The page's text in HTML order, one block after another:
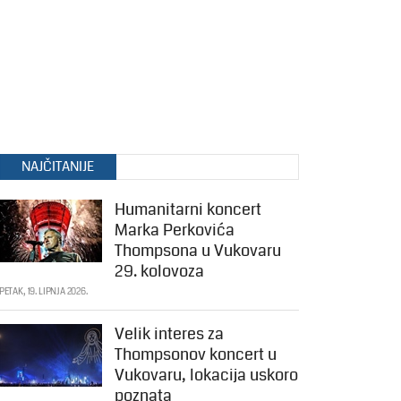
NAJČITANIJE
Humanitarni koncert
Marka Perkovića
Thompsona u Vukovaru
29. kolovoza
PETAK, 19. LIPNJA 2026.
Velik interes za
Thompsonov koncert u
Vukovaru, lokacija uskoro
poznata